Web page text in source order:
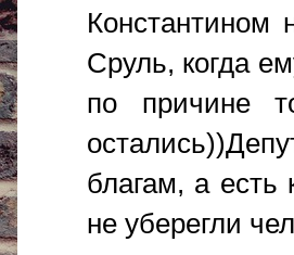
Константином
Сруль, когда
по причине
благам, а есть
не уберегли